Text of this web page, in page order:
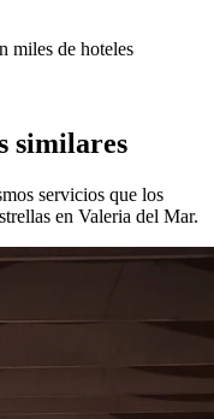
miles de hoteles
similares
servicios que los
en Valeria del Mar.